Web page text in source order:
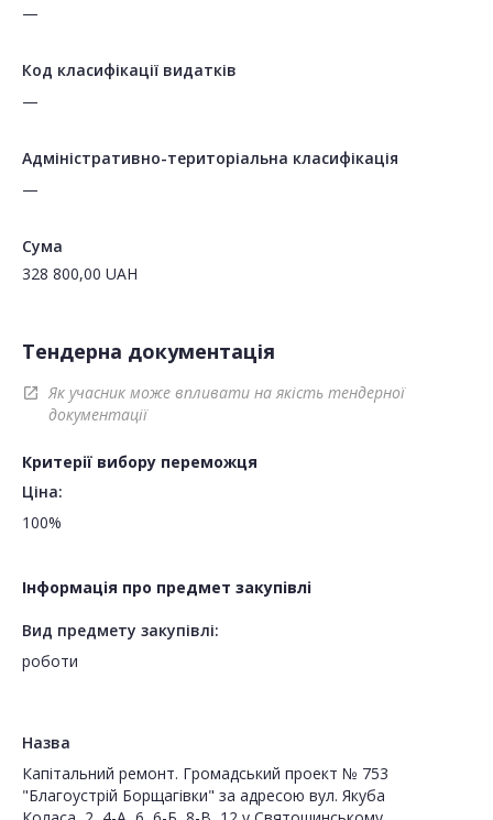
—
Код класифікації видатків
—
Адміністративно-територіальна класифікація
—
Сума
328 800,00 UAH
Тендерна документація
open_in_new
Як учасник може впливати на якість тендерної
документації
Критерії вибору переможця
Ціна:
100%
Інформація про предмет закупівлі
Вид предмету закупівлі:
роботи
Назва
Капітальний ремонт. Громадський проект № 753
"Благоустрій Борщагівки" за адресою вул. Якуба